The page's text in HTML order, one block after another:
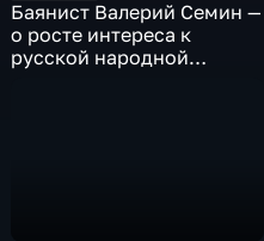
Баянист Валерий Семин —
о росте интереса к
русской народной